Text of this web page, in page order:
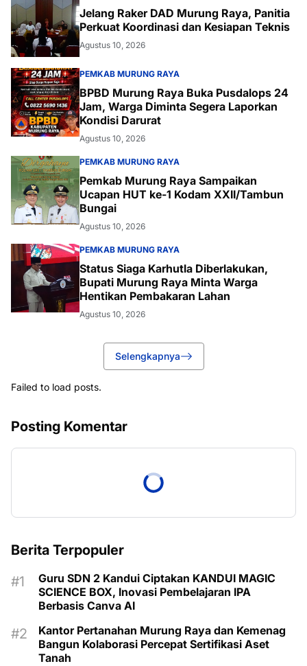
Jelang Raker DAD Murung Raya, Panitia
Perkuat Koordinasi dan Kesiapan Teknis
Agustus 10, 2026
PEMKAB MURUNG RAYA
BPBD Murung Raya Buka Pusdalops 24
Jam, Warga Diminta Segera Laporkan
Kondisi Darurat
Agustus 10, 2026
PEMKAB MURUNG RAYA
Pemkab Murung Raya Sampaikan
Ucapan HUT ke-1 Kodam XXII/Tambun
Bungai
Agustus 10, 2026
PEMKAB MURUNG RAYA
Status Siaga Karhutla Diberlakukan,
Bupati Murung Raya Minta Warga
Hentikan Pembakaran Lahan
Agustus 10, 2026
Selengkapnya
Failed to load posts.
Posting Komentar
Berita Terpopuler
Guru SDN 2 Kandui Ciptakan KANDUI MAGIC
SCIENCE BOX, Inovasi Pembelajaran IPA
Berbasis Canva AI
Kantor Pertanahan Murung Raya dan Kemenag
Bangun Kolaborasi Percepat Sertifikasi Aset
Tanah